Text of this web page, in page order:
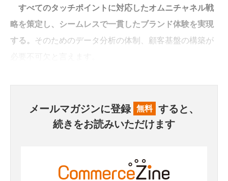
すべてのタッチポイントに対応したオムニチャネル戦
略を策定し、シームレスで一貫したブランド体験を実現
する。 そのためのデータ分析の体制、顧客基盤の構築が
メールマガジンに登録 無料 すると、
続きをお読みいただけます